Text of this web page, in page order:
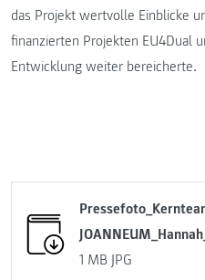
das Projekt wertvolle Einblicke
finanzierten Projekten EU4Dual
Entwicklung weiter bereicherte.
1 MB JPG